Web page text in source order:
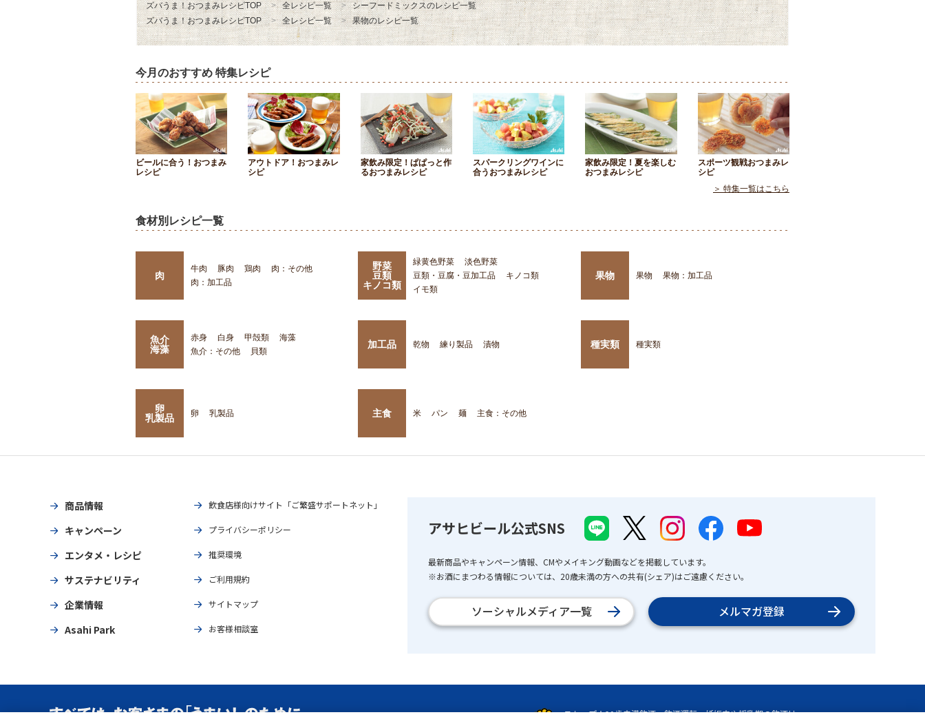
ズバうま！おつまみレシピTOP 全レシピ一覧
シーフードミックスのレシピ一覧
ズバうま！おつまみレシピTOP
全レシピ一覧 果物のレシピ一覧
今月のおすすめ 特集レシピ
ビールに合う！おつまみ
レシピ
アウトドア！おつまみレ
シピ
家飲み限定！ぱぱっと作
るおつまみレシピ
スパークリングワインに
合うおつまみレシピ
家飲み限定！夏を楽しむ
おつまみレシピ
スポーツ観戦おつまみレ
シピ
＞ 特集一覧はこちら
食材別レシピ一覧
肉
牛肉 豚肉 鶏肉
肉：その他
肉：加工品
野菜
豆類
キノコ類
緑黄色野菜
淡色野菜
豆類・豆腐・豆加工品
キノコ類
イモ類
果物 果物 果物：加工品
魚介
海藻
赤身 白身 甲殻類
海藻
魚介：その他
貝類
加工品 乾物 練り製品 漬物 種実類 種実類
卵
乳製品
卵 乳製品 主食 米 パン 麺 主食：その他
商品情報
キャンペーン
エンタメ・レシピ
サステナビリティ
企業情報
Asahi Park
飲食店様向けサイト「ご繁盛サポートネット」
プライバシーポリシー
推奨環境
ご利用規約
サイトマップ
お客様相談室
アサヒビール公式SNS
最新商品やキャンペーン情報、CMやメイキング動画などを掲載しています。
※お酒にまつわる情報については、20歳未満の方への共有(シェア)はご遠慮ください。
ソーシャルメディア一覧 メルマガ登録